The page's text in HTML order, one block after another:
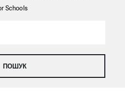
Schools